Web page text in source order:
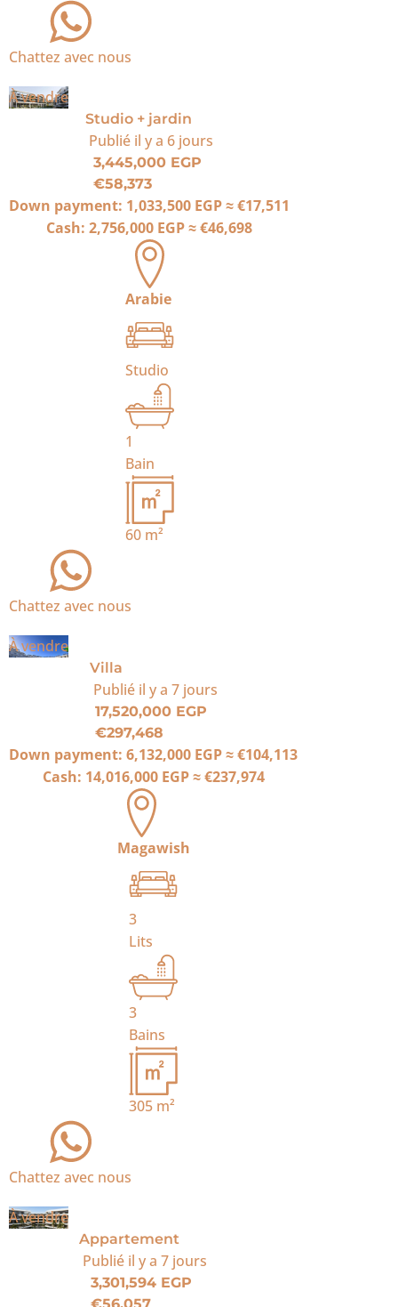
Chattez avec nous
À vendre
Studio + jardin
Publié il y a 6 jours
3,445,000 EGP
€58,373
Down payment: 1,033,500 EGP≈€17,511
Cash: 2,756,000 EGP≈€46,698
Arabie
Studio
1
Bain
60m²
Chattez avec nous
À vendre
Villa
Publié il y a 7 jours
17,520,000 EGP
€297,468
Down payment: 6,132,000 EGP≈€104,113
Cash: 14,016,000 EGP≈€237,974
Magawish
3
Lits
3
Bains
305 m²
Chattez avec nous
À vendre
Appartement
Publié il y a 7 jours
3,301,594 EGP